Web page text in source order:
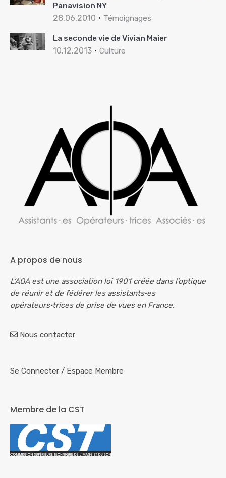
Panavision NY
28.06.2010 Témoignages
La seconde vie de Vivian Maier
10.12.2013 Culture
A propos de nous
L’AOA est une association loi 1901 créée dans l’optique
de réunir et de fédérer les assistants·es
opérateurs·trices de prise de vues en France.
Nous contacter
Se Connecter / Espace Membre
Membre de la CST